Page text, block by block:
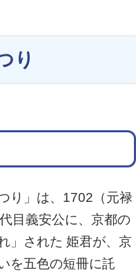
り
り」は、1702（元禄
目義安公に、京都の
」された 姫君が、京
を五色の短冊に託